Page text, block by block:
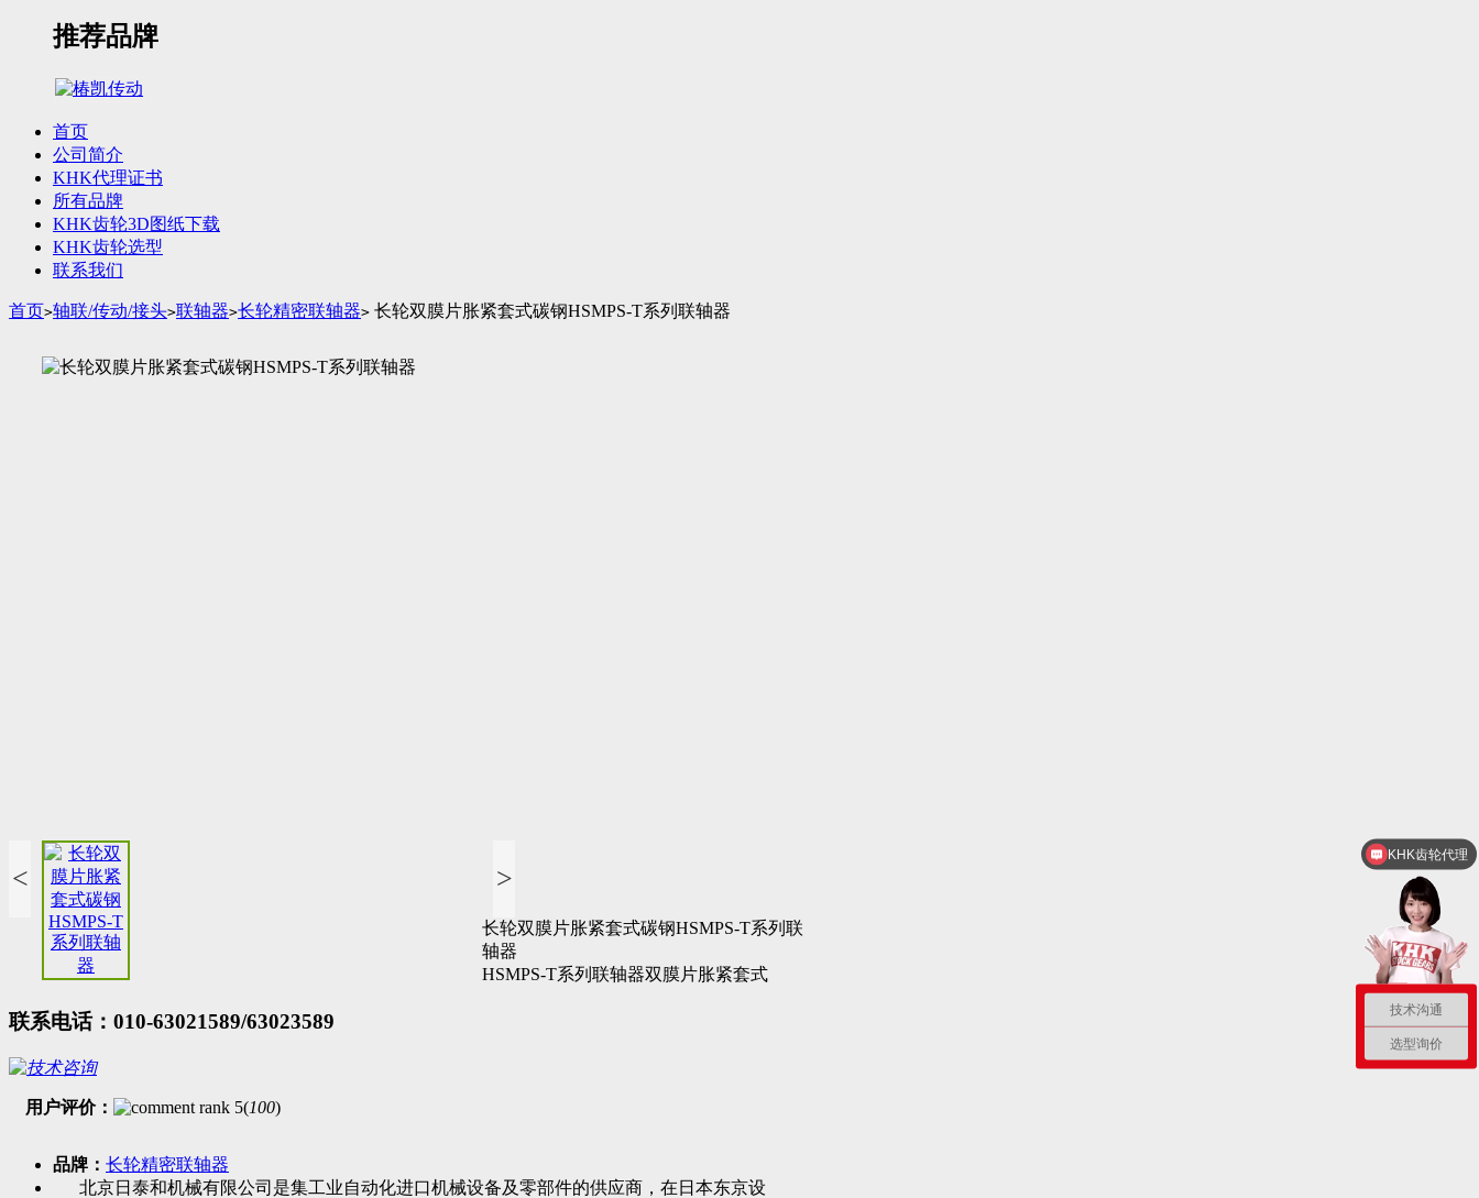
推荐品牌
首页
公司简介
KHK代理证书
所有品牌
KHK齿轮3D图纸下载
KHK齿轮选型
联系我们
首页>轴联/传动/接头>联轴器>长轮精密联轴器> 长轮双膜片胀紧套式碳钢HSMPS-T系列联轴器
< >
长轮双膜片胀紧套式碳钢HSMPS-T系列联
轴器
HSMPS-T系列联轴器双膜片胀紧套式
联系电话：010-63021589/63023589
用户评价： (100)
品牌： 长轮精密联轴器
北京日泰和机械有限公司是集工业自动化进口机械设备及零部件的供应商，在日本东京设
技术沟通
选型询价
KHK齿轮代理